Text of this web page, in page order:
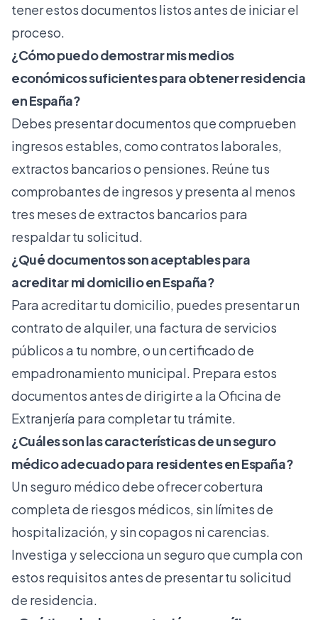
tener estos documentos listos antes de iniciar el
proceso.
¿Cómo puedo demostrar mis medios
económicos suficientes para obtener residencia
en España?
Debes presentar documentos que comprueben
ingresos estables, como contratos laborales,
extractos bancarios o pensiones. Reúne tus
comprobantes de ingresos y presenta al menos
tres meses de extractos bancarios para
respaldar tu solicitud.
¿Qué documentos son aceptables para
acreditar mi domicilio en España?
Para acreditar tu domicilio, puedes presentar un
contrato de alquiler, una factura de servicios
públicos a tu nombre, o un certificado de
empadronamiento municipal. Prepara estos
documentos antes de dirigirte a la Oficina de
Extranjería para completar tu trámite.
¿Cuáles son las características de un seguro
médico adecuado para residentes en España?
Un seguro médico debe ofrecer cobertura
completa de riesgos médicos, sin límites de
hospitalización, y sin copagos ni carencias.
Investiga y selecciona un seguro que cumpla con
estos requisitos antes de presentar tu solicitud
de residencia.